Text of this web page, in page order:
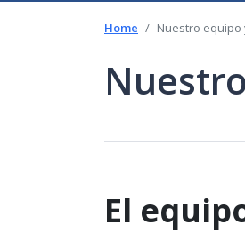
Home Nuestro
El